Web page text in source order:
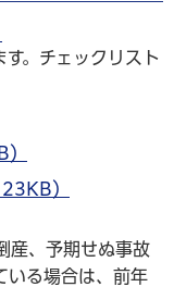
。チェックリスト
）
産、予期せぬ事故
いる場合は、前年